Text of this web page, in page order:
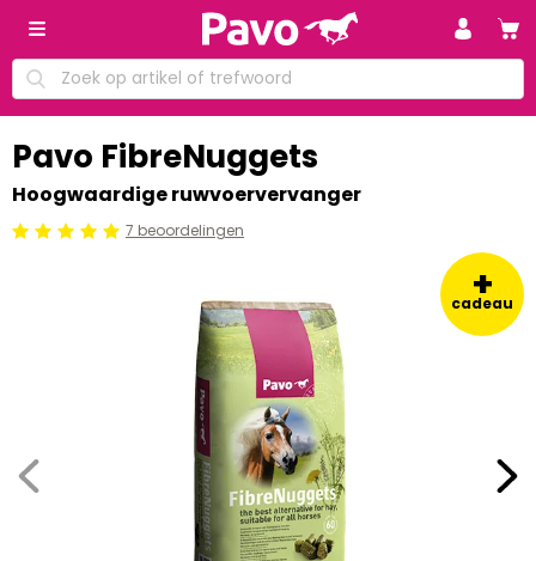
Pavo FibreNuggets
Hoogwaardige ruwvoervervanger
Beoordeling: 5/5 7 beoordelingen
+
cadeau